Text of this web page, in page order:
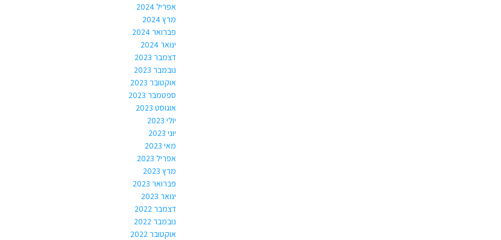
אפריל 2024
מרץ 2024
פברואר 2024
ינואר 2024
דצמבר 2023
נובמבר 2023
אוקטובר 2023
ספטמבר 2023
אוגוסט 2023
יולי 2023
יוני 2023
מאי 2023
אפריל 2023
מרץ 2023
פברואר 2023
ינואר 2023
דצמבר 2022
נובמבר 2022
אוקטובר 2022